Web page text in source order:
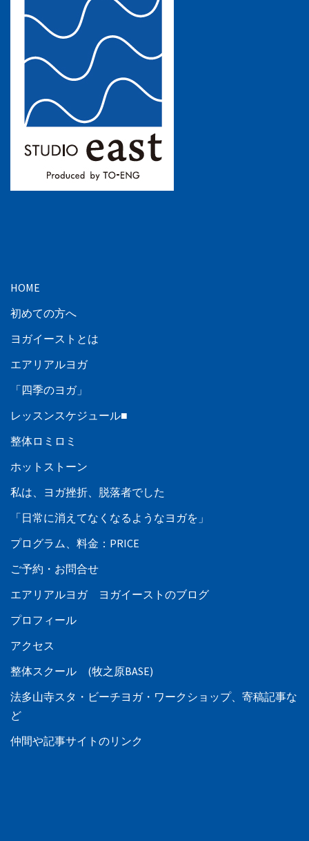
HOME
初めての方へ
ヨガイーストとは
エアリアルヨガ
「四季のヨガ」
レッスンスケジュール■
整体ロミロミ
ホットストーン
私は、ヨガ挫折、脱落者でした
「日常に消えてなくなるようなヨガを」
プログラム、料金：PRICE
ご予約・お問合せ
エアリアルヨガ ヨガイーストのブログ
プロフィール
アクセス
整体スクール (牧之原BASE)
法多山寺スタ・ビーチヨガ・ワークショップ、寄稿記事な
ど
仲間や記事サイトのリンク